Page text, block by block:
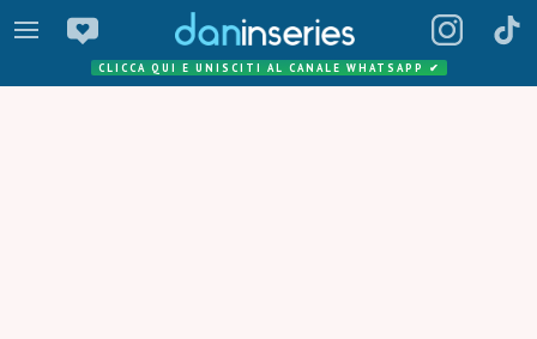
CLICCA QUI E UNISCITI AL CANALE WHATSAPP ✔